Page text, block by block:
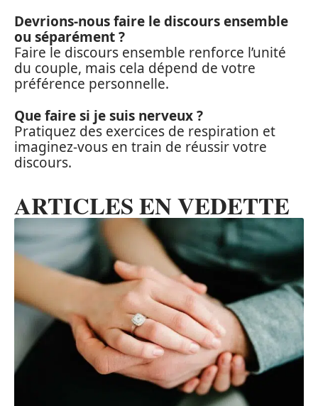
Devrions-nous faire le discours ensemble
ou séparément ?
Faire le discours ensemble renforce l’unité
du couple, mais cela dépend de votre
préférence personnelle.
Que faire si je suis nerveux ?
Pratiquez des exercices de respiration et
imaginez-vous en train de réussir votre
discours.
ARTICLES EN VEDETTE